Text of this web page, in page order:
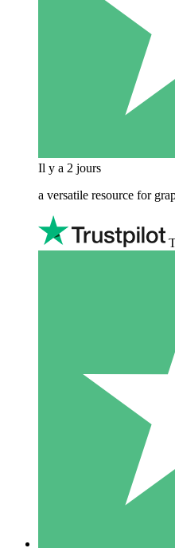
Il y a 2 jours
a versatile resource for